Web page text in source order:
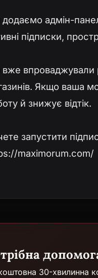
адмін-
підписки,
впроваджували
Якщо ваша
й знижує відтік.
запустити
maximorum.com/
30-хвилинна